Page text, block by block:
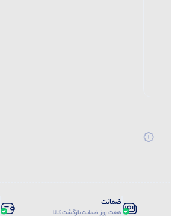
ضمانت
هفت روز ضمانت بازگشت کالا